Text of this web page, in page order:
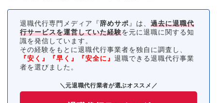
退職代行専門メディア『 辞めサポ 』は、 過去に退職代
行サービスを運営していた経験を元に退職に関する知
識を発信しています。
その経験をもとに退職代行事業者を独自に調査し、
『安く』『早く』『安全に』 退職できる退職代行事業
者を選びました。
＼元退職代行業者が選ぶオススメ／